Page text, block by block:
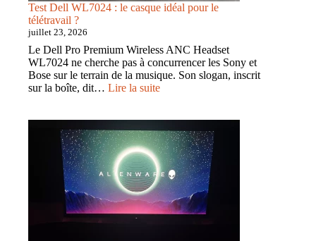
Test Dell WL7024 : le casque idéal pour le
télétravail ?
juillet 23, 2026
Le Dell Pro Premium Wireless ANC Headset
WL7024 ne cherche pas à concurrencer les Sony et
Bose sur le terrain de la musique. Son slogan, inscrit
sur la boîte, dit… Lire la suite:
:
le
casque
idéal
pour
le
télétravail